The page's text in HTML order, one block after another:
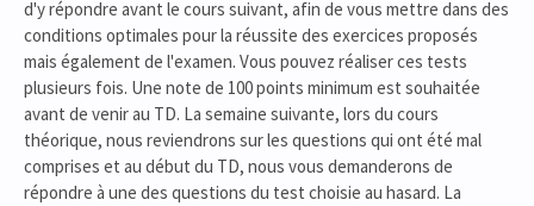
d'y répondre avant le cours suivant, afin de vous mettre dans des
conditions optimales pour la réussite des exercices proposés
mais également de l'examen. Vous pouvez réaliser ces tests
plusieurs fois. Une note de 100 points minimum est souhaitée
avant de venir au TD. La semaine suivante, lors du cours
théorique, nous reviendrons sur les questions qui ont été mal
comprises et au début du TD, nous vous demanderons de
répondre à une des questions du test choisie au hasard. La